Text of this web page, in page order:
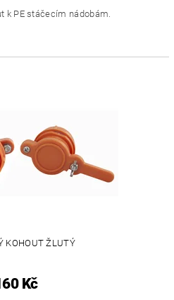
k PE stáčecím nádobám.
KOHOUT ŽLUTÝ
Kč